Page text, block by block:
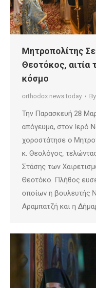
Μητροπολίτης
Θεοτόκος, αιτία
κόσμο
orthodox news today By
Την Παρασκευή 28
απόγευμα, στον Ιερό
χοροστάτησε ο
κ. Θεολόγος,
Στάσης των
Θεοτόκο. Πλήθος
οποίων η βουλευτής
Αραμπατζή και η